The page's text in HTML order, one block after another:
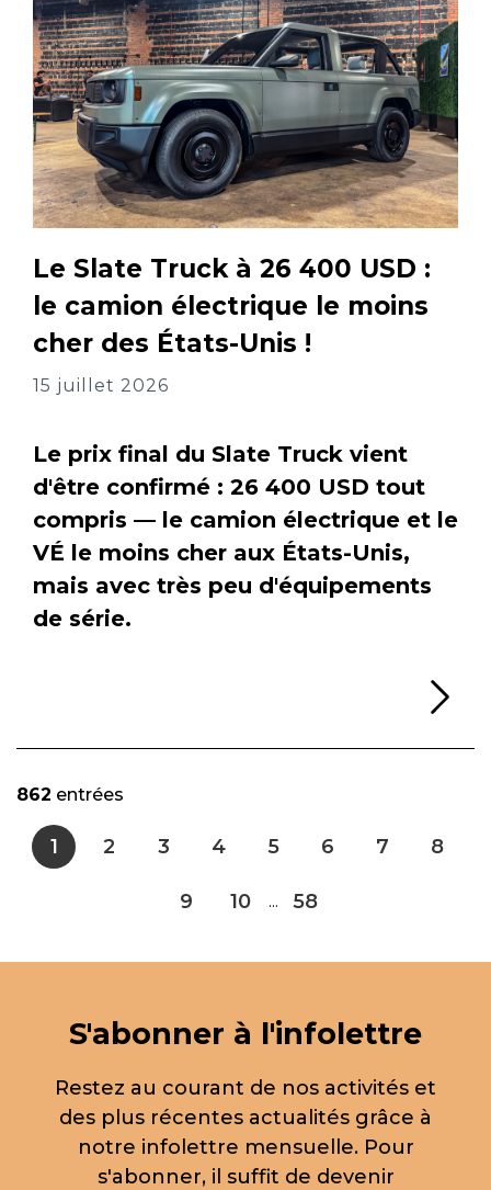
Le Slate Truck à 26 400 USD :
le camion électrique le moins
cher des États-Unis !
15 juillet 2026
Le prix final du Slate Truck vient
d'être confirmé : 26 400 USD tout
compris — le camion électrique et le
VÉ le moins cher aux États-Unis,
mais avec très peu d'équipements
de série.
862 entrées
1 2 3 4 5 6 7 8
9 10 ... 58
S'abonner à l'infolettre
Restez au courant de nos activités et
des plus récentes actualités grâce à
notre infolettre mensuelle. Pour
s'abonner, il suffit de devenir